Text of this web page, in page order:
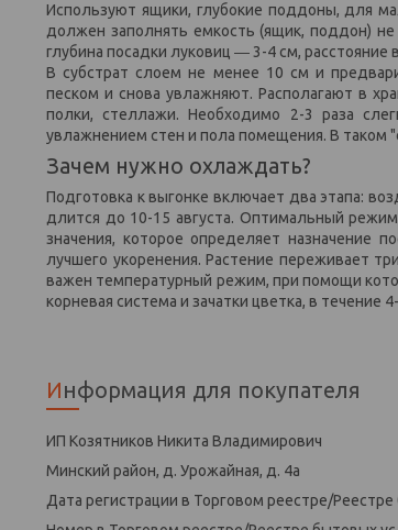
Используют ящики, глубокие поддоны, для
должен заполнять емкость (ящик, поддон)
глубина посадки луковиц ― 3-4 см,
В субстрат слоем не менее 10 см и
песком и снова увлажняют. Располагают в
полки, стеллажи. Необходимо 2-3 раза
увлажнением стен и пола помещения. В таком
Зачем нужно охлаждать?
Подготовка к выгонке включает два этапа:
длится до 10-15 августа. Оптимальный
значения, которое определяет назначение
лучшего укоренения. Растение переживает
важен температурный режим, при помощи
корневая система и зачатки цветка, в течение
Информация для покупателя
ИП Козятников Никита Владимирович
Минский район, д. Урожайная, д. 4а
Дата регистрации в Торговом реестре/